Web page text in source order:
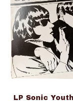
LP Sonic